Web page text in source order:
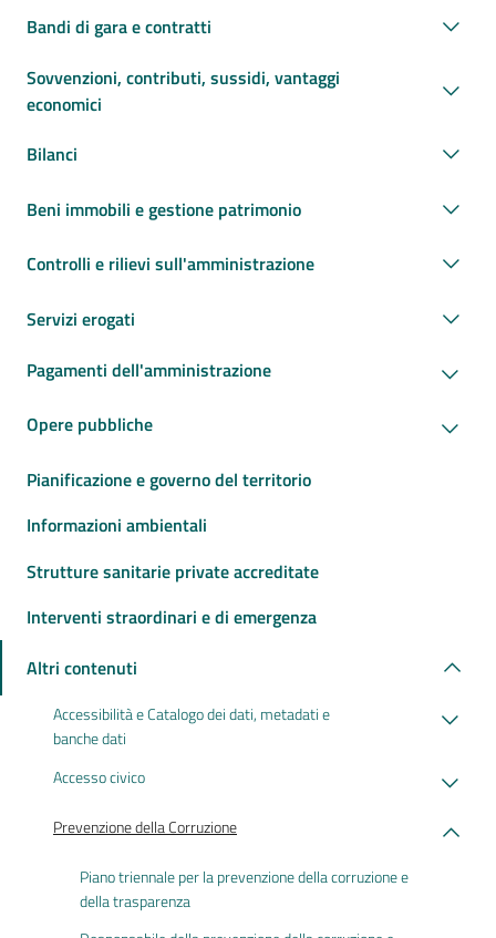
Bandi di gara e contratti
Sovvenzioni, contributi, sussidi, vantaggi
economici
Bilanci
Beni immobili e gestione patrimonio
Controlli e rilievi sull'amministrazione
Servizi erogati
Pagamenti dell'amministrazione
Opere pubbliche
Pianificazione e governo del territorio
Informazioni ambientali
Strutture sanitarie private accreditate
Interventi straordinari e di emergenza
Altri contenuti
Accessibilità e Catalogo dei dati, metadati e
banche dati
Accesso civico
Prevenzione della Corruzione
Piano triennale per la prevenzione della corruzione e
della trasparenza